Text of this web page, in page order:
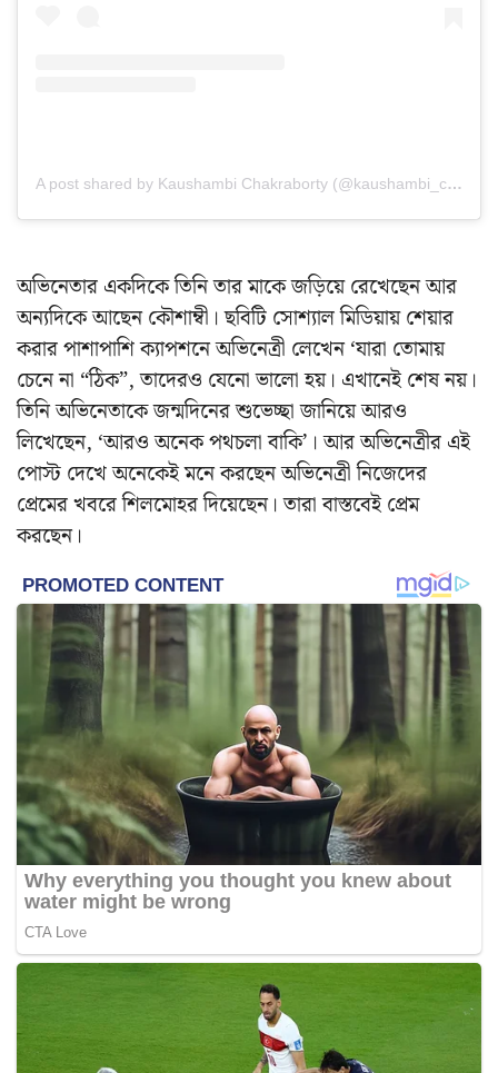
A post shared by Kaushambi Chakraborty (@kaushambi_chakraborty)
অভিনেতার একদিকে তিনি তার মাকে জড়িয়ে রেখেছেন আর
অন্যদিকে আছেন কৌশাম্বী। ছবিটি সোশ্যাল মিডিয়ায় শেয়ার
করার পাশাপাশি ক্যাপশনে অভিনেত্রী লেখেন ‘যারা তোমায়
চেনে না “ঠিক”, তাদেরও যেনো ভালো হয়। এখানেই শেষ নয়।
তিনি অভিনেতাকে জন্মদিনের শুভেচ্ছা জানিয়ে আরও
লিখেছেন, ‘আরও অনেক পথচলা বাকি’। আর অভিনেত্রীর এই
পোস্ট দেখে অনেকেই মনে করছেন অভিনেত্রী নিজেদের
প্রেমের খবরে শিলমোহর দিয়েছেন। তারা বাস্তবেই প্রেম
করছেন।